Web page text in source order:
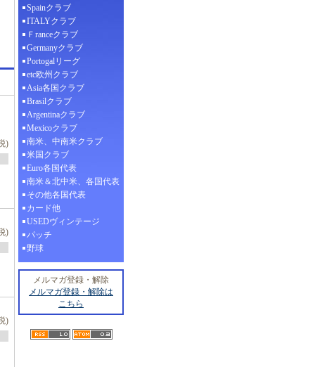
)
)
)
Spainクラブ
ITALYクラブ
Ｆranceクラブ
Germanyクラブ
Portogalリーグ
etc欧州クラブ
Asia各国クラブ
Brasilクラブ
Argentinaクラブ
Mexicoクラブ
南米、中南米クラブ
米国クラブ
Euro各国代表
南米＆北中米、各国代表
その他各国代表
カード他
USEDヴィンテージ
パッチ
野球
メルマガ登録・解除
メルマガ登録・解除は
こちら